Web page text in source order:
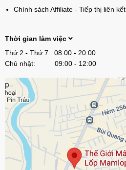
Chính sách Affiliate - Tiếp thị liên kết
Thời gian làm việc
Thứ 2 - Thứ 7: 08:00 - 20:00
Chủ nhật: 09:00 - 12:00